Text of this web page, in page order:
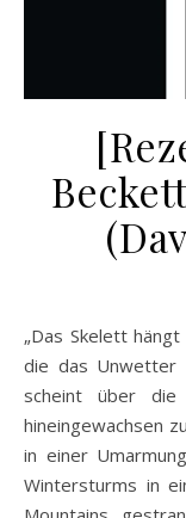
„Das Skelett hängt in den Wurzeln einer mächtigen Fichte,
die das Unwetter
scheint über die
hineingewachsen
in einer
Wintersturms in